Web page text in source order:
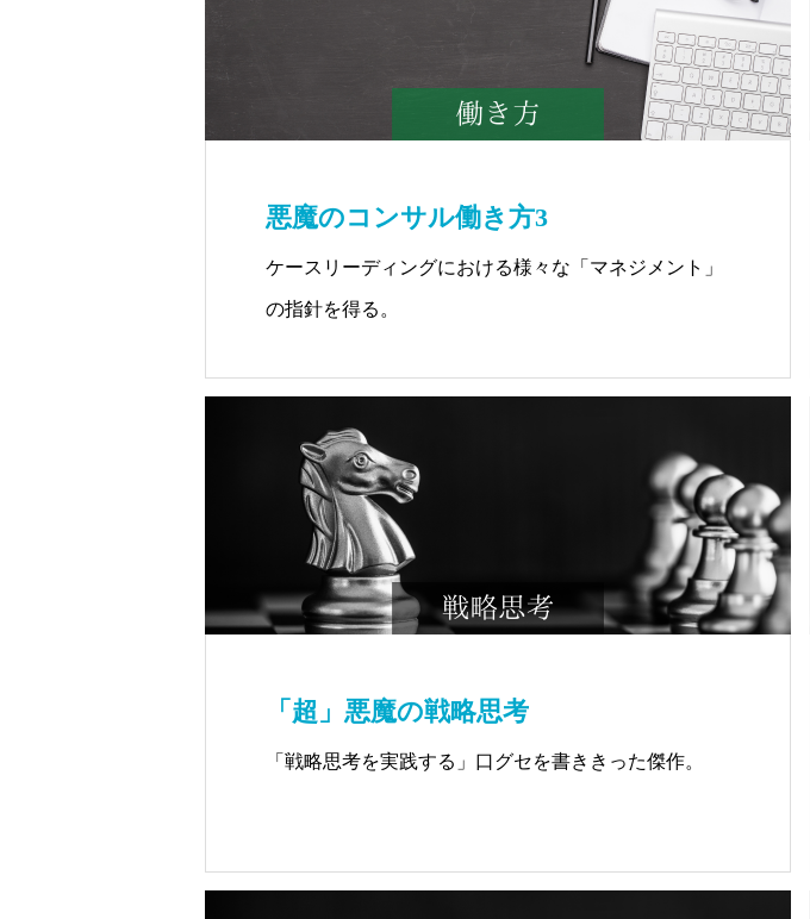
悪魔のコンサル働き方3
ケースリーディングにおける様々な「マネジメント」
の指針を得る。
「超」悪魔の戦略思考
「戦略思考を実践する」口グセを書ききった傑作。